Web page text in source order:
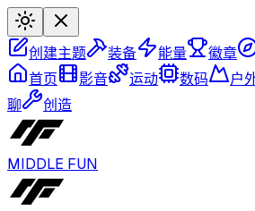
创建主题 装备 能量 徽章
首页
影音 运动 数码 户
聊
创造
MIDDLE FUN